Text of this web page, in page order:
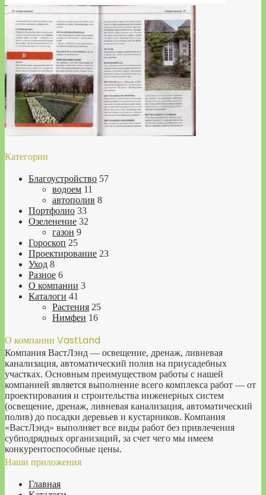
Категории
Благоустройство 57
водоем 11
автополив 8
Портфолио 33
Озеленение 32
газон 9
Гороскоп 25
Проектирование 23
Уход 8
Разное 6
О компании 3
Каталоги 41
Растения 25
Нимфеи 16
О компании VastLand
Компания ВастЛэнд — освещение, дренаж, ливневая
канализация, автоматический полив на приусадебных
участках. Основным преимуществом работы с нашей
компанией является выполнение всего комплекса работ — от
проектирования и строительства инженерных систем
(освещение, дренаж, ливневая канализация, автоматический
полив) до посадки деревьев и кустарников. Компания
«ВастЛэнд» выполняет все виды работ без привлечения
субподрядных организаций, за счет чего мы имеем
конкурентоспособные цены.
Наши приложения
Главная